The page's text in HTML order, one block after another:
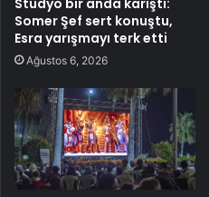
Somer Şef sert konuştu,
Esra yarışmayı terk etti
Ağustos 6, 2026